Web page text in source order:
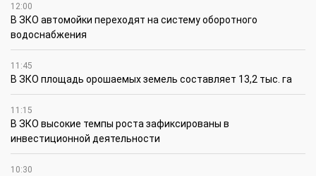
12:00
В ЗКО автомойки переходят на систему оборотного
водоснабжения
11:45
В ЗКО площадь орошаемых земель составляет 13,2 тыс. га
11:15
В ЗКО высокие темпы роста зафиксированы в
инвестиционной деятельности
10:30